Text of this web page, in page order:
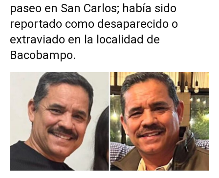
paseo en San Carlos; había sido
reportado como desaparecido o
extraviado en la localidad de
Bacobampo.